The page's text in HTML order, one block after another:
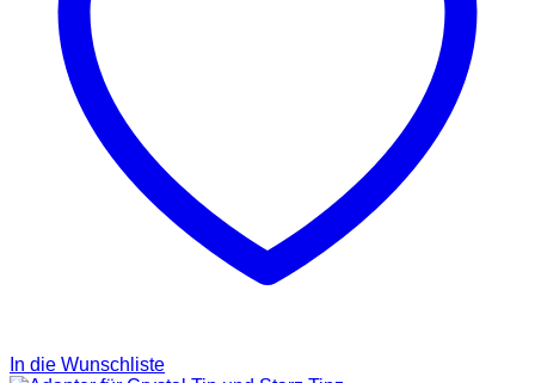
In die Wunschliste